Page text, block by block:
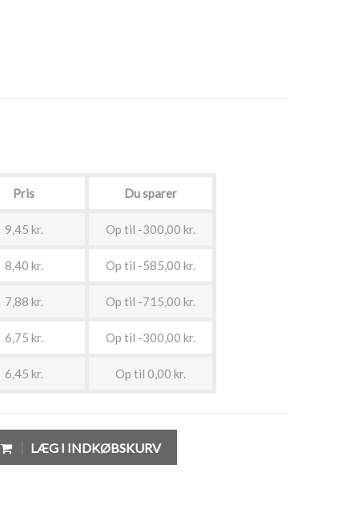
Pris Du sparer
9,45 kr. Op til -300,00 kr.
8,40 kr. Op til -585,00 kr.
7,88 kr. Op til -715,00 kr.
6,75 kr. Op til -300,00 kr.
6,45 kr. Op til 0,00 kr.
LÆG I INDKØBSKURV